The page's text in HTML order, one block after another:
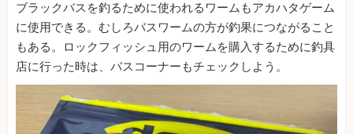
ブラックバスを釣るために使われるワームもアカハタゲーム
に使用できる。むしろバスワームの方が釣果につながること
もある。ロックフィッシュ用のワームを購入するために釣具
店に行った時は、バスコーナーもチェックしよう。